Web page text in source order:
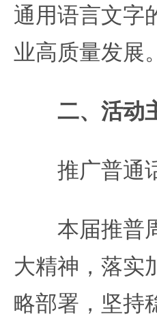
通用语言文字
业高质量发展。
二、活动
推广普通话
本届推普周
大精神，落实
略部署，坚持